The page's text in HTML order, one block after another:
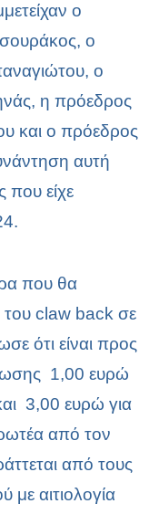
ο
ο
ο
η πρόεδρος
και ο πρόεδρος
αυτή
που είχε
που θα
claw back σε
ότι είναι προς
1,00 ευρώ
3,00 ευρώ για
από τον
από τους
με αιτιολογία